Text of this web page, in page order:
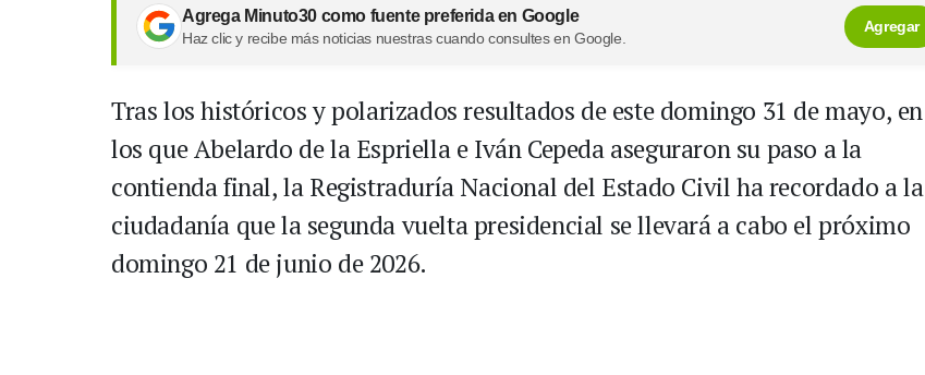
Agrega Minuto30 como fuente preferida en Google
Haz clic y recibe más noticias nuestras cuando consultes en Google.
Agregar
Tras los históricos y polarizados resultados de este domingo 31 de mayo, en
los que Abelardo de la Espriella e Iván Cepeda aseguraron su paso a la
contienda final, la Registraduría Nacional del Estado Civil ha recordado a la
ciudadanía que la segunda vuelta presidencial se llevará a cabo el próximo
domingo 21 de junio de 2026.